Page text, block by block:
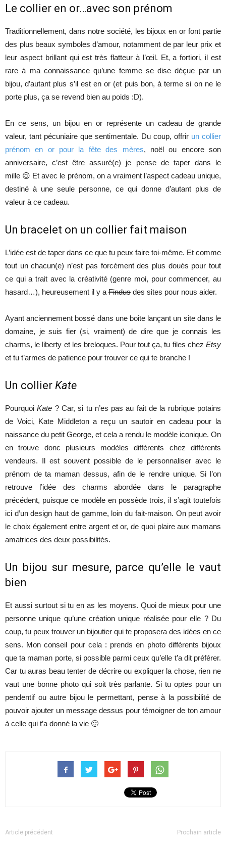
Le collier en or…avec son prénom
Traditionnellement, dans notre société, les bijoux en or font partie
des plus beaux symboles d’amour, notamment de par leur prix et
leur aspect brillant qui est très flatteur à l’œil. Et, a fortiori, il est
rare à ma connaissance qu’une femme se dise déçue par un
bijou, d’autant plus s’il est en or (et puis bon, à terme si on ne le
porte plus, ça se revend bien au poids :D).
En ce sens, un bijou en or représente un cadeau de grande
valeur, tant pécuniaire que sentimentale. Du coup, offrir un collier
prénom en or pour la fête des mères, noël ou encore son
anniversaire, c’est être assuré(e) je pense de taper dans le
mille 😉 Et avec le prénom, on a vraiment l’aspect cadeau unique,
destiné à une seule personne, ce qui donne d’autant plus de
valeur à ce cadeau.
Un bracelet on un collier fait maison
L’idée est de taper dans ce que tu peux faire toi-même. Et comme
tout un chacun(e) n’est pas forcément des plus doués pour tout
ce qui a trait avec la créativité (genre moi, pour commencer, au
hasard…), heureusement il y a Findus des sites pour nous aider.
Ayant anciennement bossé dans une boite lançant un site dans le
domaine, je suis fier (si, vraiment) de dire que je connais les
charms, le liberty et les breloques. Pour tout ça, tu files chez Etsy
et tu t’armes de patience pour trouver ce qui te branche !
Un collier Kate
PourquoiKate ? Car, si tu n’es pas au fait de la rubrique potains
de Voici, Kate Middleton a reçu un sautoir en cadeau pour la
naissance du petit George, et cela a rendu le modèle iconique. On
en trouve donc plusieurs modèles différents chez différents
vendeurs. Il est souvent possible de le personnaliser avec le
prénom de ta maman dessus, afin de le rendre unique. Si l’on
retrouve l’idée des charms abordée dans le paragraphe
précédent, puisque ce modèle en possède trois, il s’agit toutefois
ici d’un design haut de gamme, loin du fait-maison. On peut avoir
le choix également entre argent et or, de quoi plaire aux mamans
amatrices des deux possibilités.
Un bijou sur mesure, parce qu’elle le vaut
bien
Et aussi surtout si tu en as les moyens. Quoi de mieux pour une
personne unique qu’une création unique réalisée pour elle ? Du
coup, tu peux trouver un bijoutier qui te proposera des idées en ce
sens. Mon conseil pour cela : prends en photo différents bijoux
que ta maman porte, si possible parmi ceux qu’elle t’a dit préférer.
Car tu auras beau tenter de décrire ou expliquer la chose, rien ne
vaut une bonne photo qui soit très parlante. Si tu optes pour un
pendentif ou autre bijou le permettant, pense à la possibilité de
pouvoir ajouter un message dessus pour témoigner de ton amour
à celle qui t’a donné la vie 🙂
Article précédent Prochain article